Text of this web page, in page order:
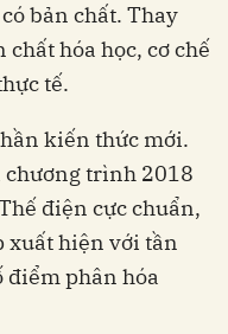
bản chất. Thay
hóa học, cơ chế
tế.
kiến thức mới.
chương trình 2018
điện cực chuẩn,
xuất hiện với tần
điểm phân hóa